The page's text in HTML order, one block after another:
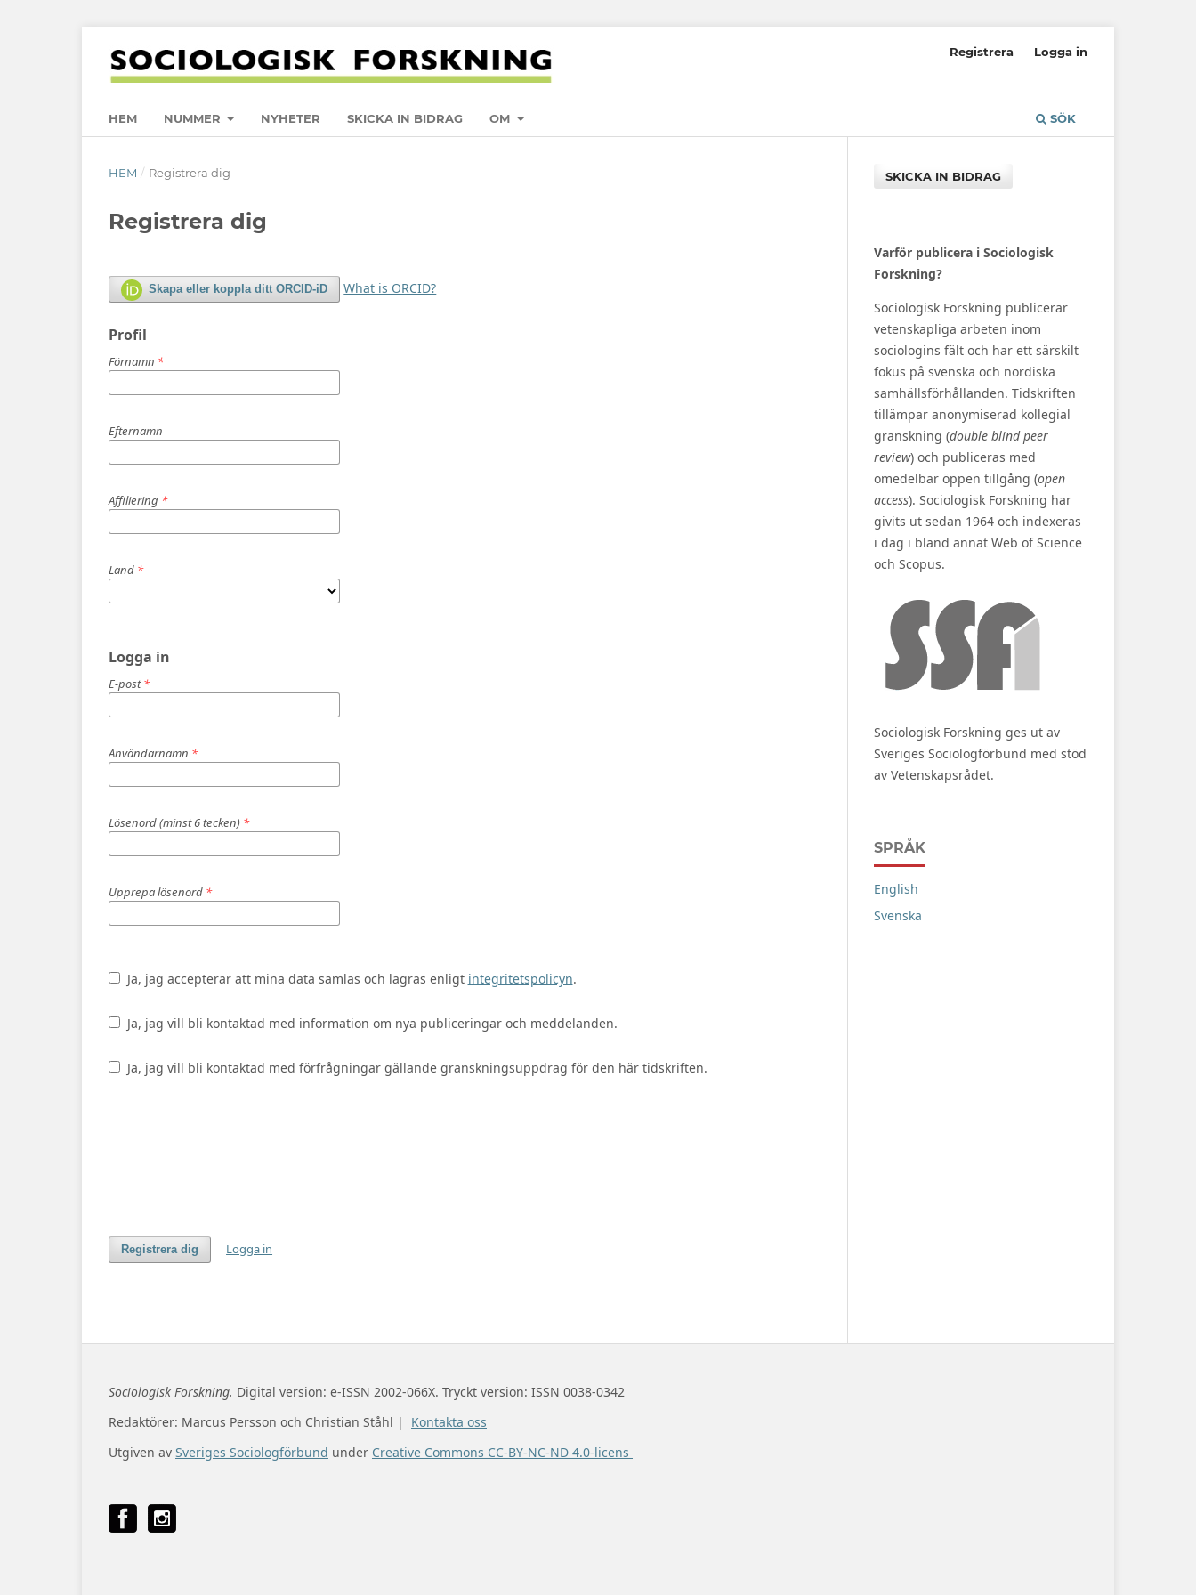
HEM NUMMER NYHETER SKICKA IN BIDRAG OM SÖK
Registrera Logga in
HEM / Registrera dig
Registrera dig
Skapa eller koppla ditt ORCID-iD What is ORCID?
Profil
Förnamn *
Efternamn
Affiliering *
Land *
Logga in
E-post*
Användarnamn *
Lösenord (minst 6 tecken) *
Upprepa lösenord *
Ja, jag accepterar att mina data samlas och lagras enligt integritetspolicyn.
Ja, jag vill bli kontaktad med information om nya publiceringar och meddelanden.
Ja, jag vill bli kontaktad med förfrågningar gällande granskningsuppdrag för den här tidskriften.
Registrera dig Logga in
SKICKA IN BIDRAG
Varför publicera i Sociologisk
Forskning?
Sociologisk Forskning publicerar
vetenskapliga arbeten inom
sociologins fält och har ett särskilt
fokus på svenska och nordiska
samhällsförhållanden. Tidskriften
tillämpar anonymiserad kollegial
granskning (double blind peer
review) och publiceras med
omedelbar öppen tillgång (open
access). Sociologisk Forskning har
givits ut sedan 1964 och indexeras
i dag i bland annat Web of Science
och Scopus.
Sociologisk Forskning ges ut av
Sveriges Sociologförbund med stöd
av Vetenskapsrådet.
SPRÅK
English
Svenska
Sociologisk Forskning. Digital version: e-ISSN 2002-066X. Tryckt version: ISSN 0038-0342
Redaktörer: Marcus Persson och Christian Ståhl | Kontakta oss
Utgiven av Sveriges Sociologförbund under Creative Commons CC-BY-NC-ND 4.0-licens